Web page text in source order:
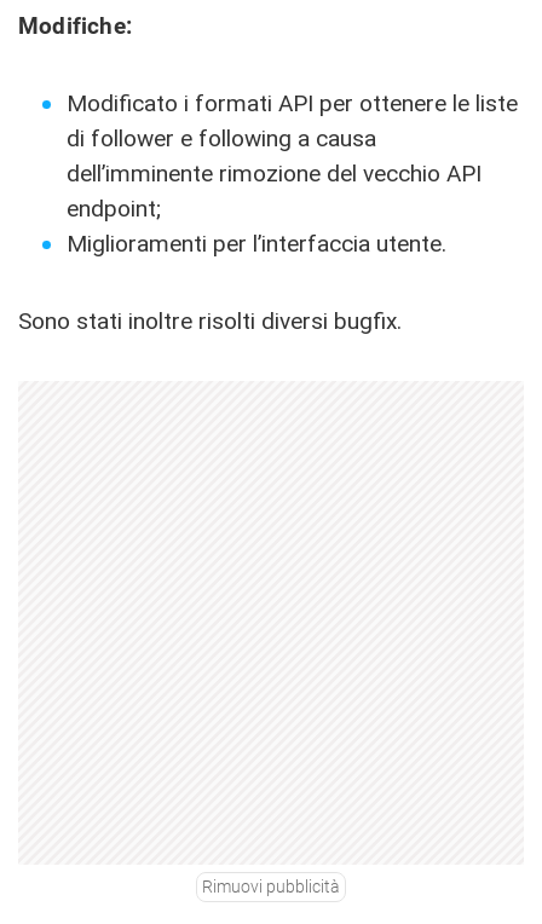
Modifiche:
Modificato i formati API per ottenere le liste
di follower e following a causa
dell’imminente rimozione del vecchio API
endpoint;
Miglioramenti per l’interfaccia utente.
Sono stati inoltre risolti diversi bugfix.
Rimuovi pubblicità